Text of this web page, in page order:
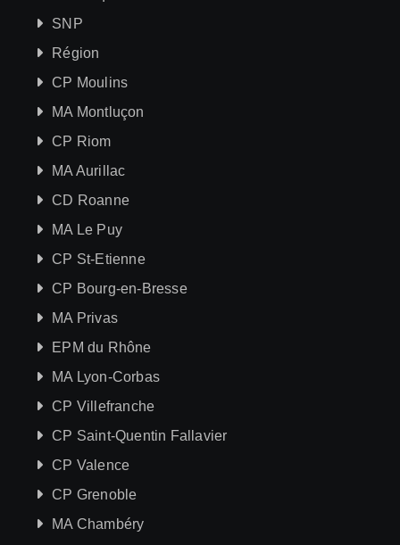
SNP
Région
CP Moulins
MA Montluçon
CP Riom
MA Aurillac
CD Roanne
MA Le Puy
CP St-Etienne
CP Bourg-en-Bresse
MA Privas
EPM du Rhône
MA Lyon-Corbas
CP Villefranche
CP Saint-Quentin Fallavier
CP Valence
CP Grenoble
MA Chambéry